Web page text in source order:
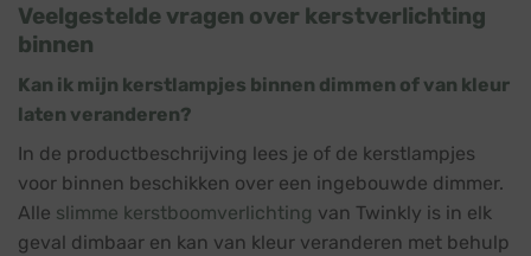
Veelgestelde vragen over kerstverlichting
binnen
Kan ik mijn kerstlampjes binnen dimmen of van kleur
laten veranderen?
In de productbeschrijving lees je of de kerstlampjes
voor binnen beschikken over een ingebouwde dimmer.
Alle slimme kerstboomverlichting van Twinkly is in elk
geval dimbaar en kan van kleur veranderen met behulp